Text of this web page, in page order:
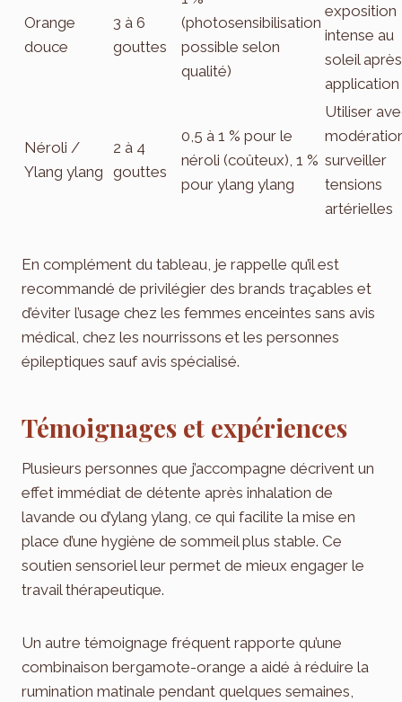
Orange
douce
3 à 6
gouttes
(photosensibilisation
possible selon
qualité)
exposition
intense au
soleil après
application
Néroli /
Ylang ylang
2 à 4
gouttes
0,5 à 1 % pour le
néroli (coûteux), 1 %
pour ylang ylang
Utiliser
surveiller
tensions
artérielles
En complément du tableau, je rappelle qu’il est
recommandé de privilégier des brands traçables et
d’éviter l’usage chez les femmes enceintes sans avis
médical, chez les nourrissons et les personnes
épileptiques sauf avis spécialisé.
Témoignages et expériences
Plusieurs personnes que j’accompagne décrivent un
effet immédiat de détente après inhalation de
lavande ou d’ylang ylang, ce qui facilite la mise en
place d’une hygiène de sommeil plus stable. Ce
soutien sensoriel leur permet de mieux engager le
travail thérapeutique.
Un autre témoignage fréquent rapporte qu’une
combinaison bergamote-orange a aidé à réduire la
rumination matinale pendant quelques semaines,